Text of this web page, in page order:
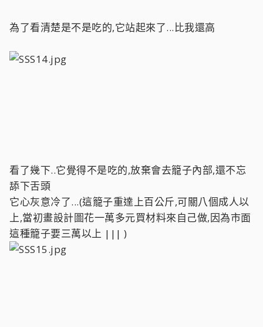
為了看清楚是不是吃的,它站起來了...比我還高
看了幾下..它覺得不是吃的,放棄會去籠子內部,還不忘
舔下舌頭
它心灰意冷了...(這籠子重達上百公斤,可關八個成人以
上,當初畫設計圖花一萬多元買材料來自己做,因為市面
這種籠子要三萬以上 ||| )